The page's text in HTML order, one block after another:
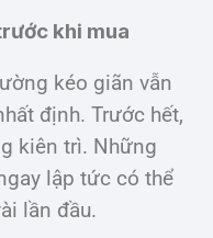
khi mua
kéo giãn vẫn
định. Trước hết,
kiên trì. Những
lập tức có thể
lần đầu.